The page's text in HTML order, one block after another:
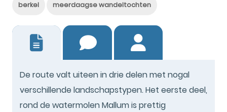
berkel meerdaagse wandeltochten
De route valt uiteen in drie delen met nogal
verschillende landschapstypen. Het eerste deel,
rond de watermolen Mallum is prettig